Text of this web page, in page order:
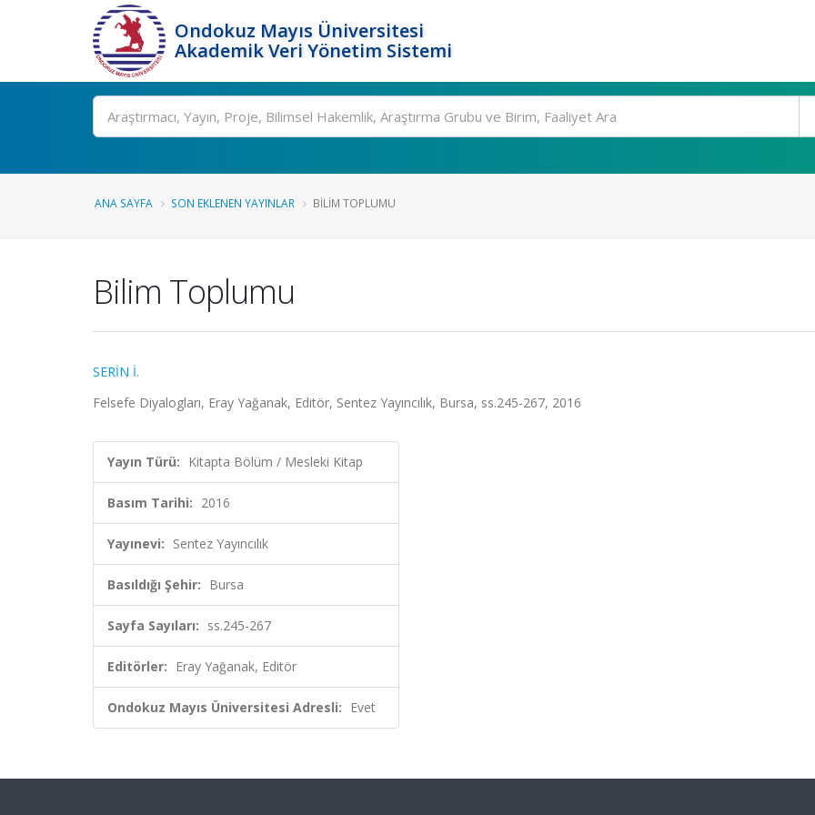
Ondokuz Mayıs Üniversitesi
Akademik Veri Yönetim Sistemi
Ara
ANA SAYFA SON EKLENEN YAYINLAR BILIM TOPLUMU
Bilim Toplumu
SERİN İ.
Felsefe Diyalogları, Eray Yağanak, Editör, Sentez Yayıncılık, Bursa, ss.245-267, 2016
Yayın Türü: Kitapta Bölüm / Mesleki Kitap
Basım Tarihi: 2016
Yayınevi: Sentez Yayıncılık
Basıldığı Şehir: Bursa
Sayfa Sayıları: ss.245-267
Editörler: Eray Yağanak, Editör
Ondokuz Mayıs Üniversitesi Adresli: Evet